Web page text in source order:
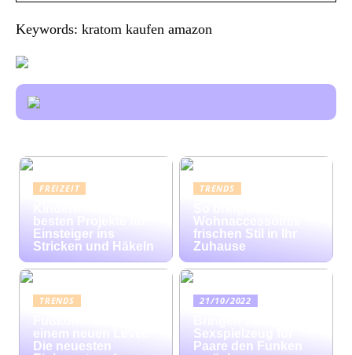
Keywords: kratom kaufen amazon
FREIZEIT
besten Projekte für
Einsteiger ins
Stricken und Häkeln
TRENDS
Wohnaccessoires
frischen Stil in Ihr
Zuhause
TRENDS
einem neuen Level:
Die neuesten
21/10/2022
Sexspielzeug für
Paare den Funken